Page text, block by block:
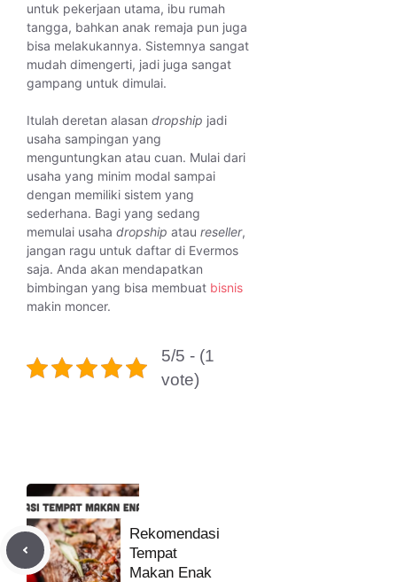
untuk pekerjaan utama, ibu rumah
tangga, bahkan anak remaja pun juga
bisa melakukannya. Sistemnya sangat
mudah dimengerti, jadi juga sangat
gampang untuk dimulai.
Itulah deretan alasan dropship jadi
usaha sampingan yang
menguntungkan atau cuan. Mulai dari
usaha yang minim modal sampai
dengan memiliki sistem yang
sederhana. Bagi yang sedang
memulai usaha dropship atau reseller,
jangan ragu untuk daftar di Evermos
saja. Anda akan mendapatkan
bimbingan yang bisa membuat bisnis
makin moncer.
5/5 - (1
vote)
Rekomendasi
Tempat
Makan Enak